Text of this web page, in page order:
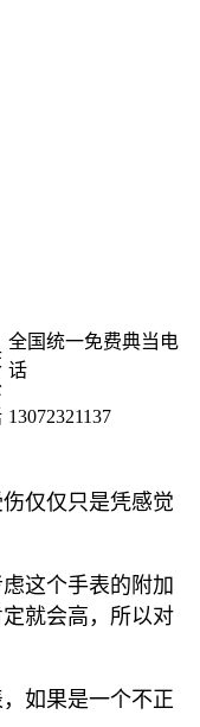
全国统一免费典当电
话
13072321137
仅仅只是凭感觉
这个手表的附加
就会高，所以对
如果是一个不正